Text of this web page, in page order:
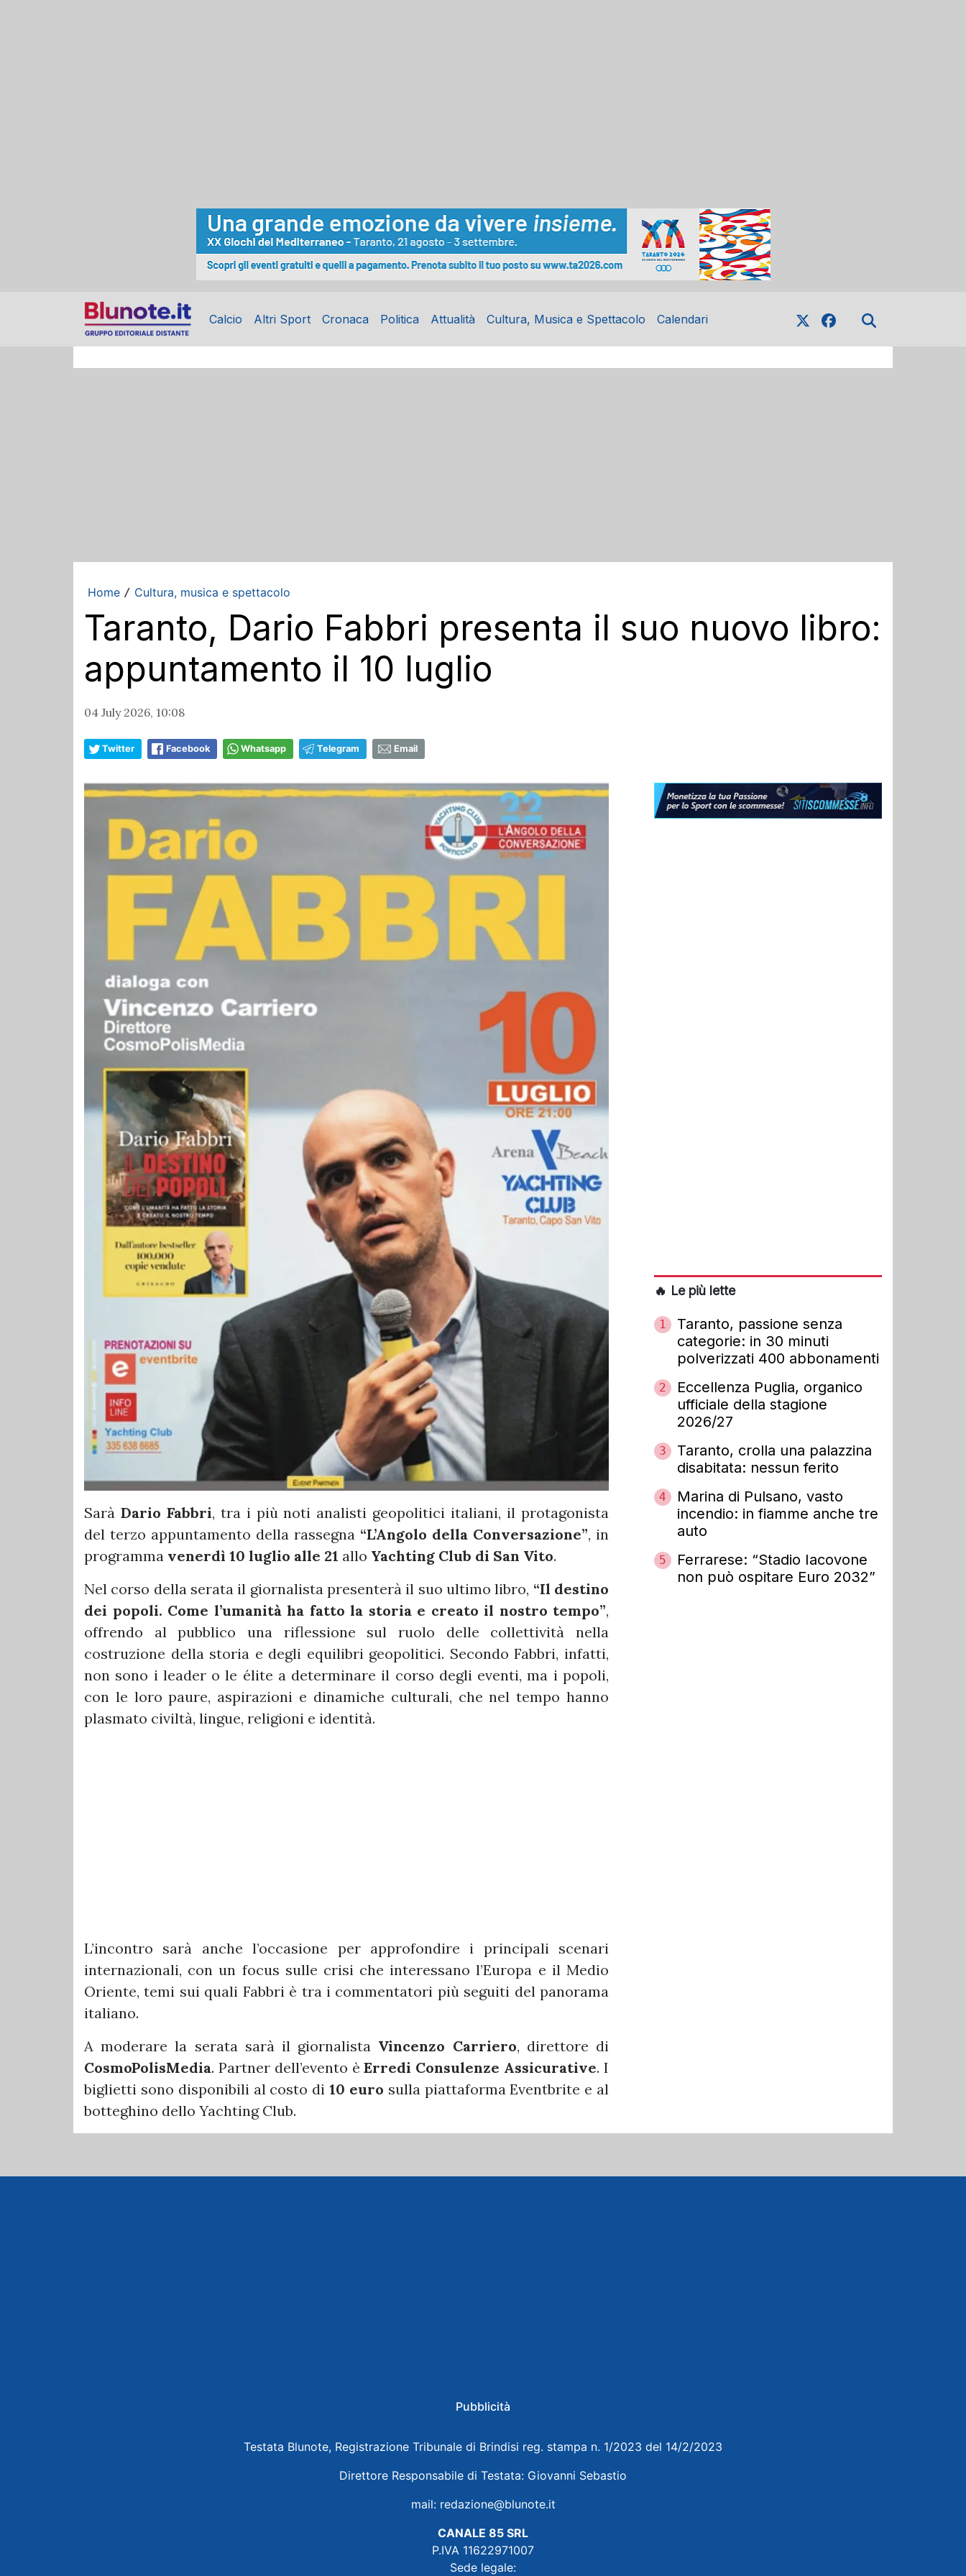
Calcio Altri Sport Cronaca Politica Attualità Cultura, Musica e Spettacolo Calendari
Home / Cultura, musica e spettacolo
Taranto, Dario Fabbri presenta il suo nuovo libro:
appuntamento il 10 luglio
04 July 2026, 10:08
Twitter Facebook Whatsapp Telegram Email
Sarà Dario Fabbri, tra i più noti analisti geopolitici italiani, il protagonista
del terzo appuntamento della rassegna “L’Angolo della Conversazione”, in
programma venerdì 10 luglio alle 21 allo Yachting Club di San Vito.
Nel corso della serata il giornalista presenterà il suo ultimo libro, “Il destino
dei popoli. Come l’umanità ha fatto la storia e creato il nostro tempo”,
offrendo al pubblico una riflessione sul ruolo delle collettività nella
costruzione della storia e degli equilibri geopolitici. Secondo Fabbri, infatti,
non sono i leader o le élite a determinare il corso degli eventi, ma i popoli,
con le loro paure, aspirazioni e dinamiche culturali, che nel tempo hanno
plasmato civiltà, lingue, religioni e identità.
L’incontro sarà anche l’occasione per approfondire i principali scenari
internazionali, con un focus sulle crisi che interessano l’Europa e il Medio
Oriente, temi sui quali Fabbri è tra i commentatori più seguiti del panorama
italiano.
A moderare la serata sarà il giornalista Vincenzo Carriero, direttore di
CosmoPolisMedia. Partner dell’evento èErredi Consulenze Assicurative. I
biglietti sono disponibili al costo di 10 euro sulla piattaforma Eventbrite e al
botteghino dello Yachting Club.
🔥 Le più lette
1
Taranto, passione senza
categorie: in 30 minuti
polverizzati 400 abbonamenti
2
Eccellenza Puglia, organico
ufficiale della stagione
2026/27
3
Taranto, crolla una palazzina
disabitata: nessun ferito
4
Marina di Pulsano, vasto
incendio: in fiamme anche tre
auto
5
Ferrarese: “Stadio Iacovone
non può ospitare Euro 2032”
Pubblicità
Testata Blunote, Registrazione Tribunale di Brindisi reg. stampa n. 1/2023 del 14/2/2023
Direttore Responsabile di Testata: Giovanni Sebastio
mail: redazione@blunote.it
CANALE 85 SRL
P.IVA 11622971007
Sede legale: